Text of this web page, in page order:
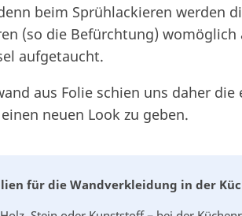
beim Sprühlackieren werden
(so die Befürchtung)
aufgetaucht.
aus Folie schien uns daher
neuen Look zu geben.
für die Wandverkleidung in der